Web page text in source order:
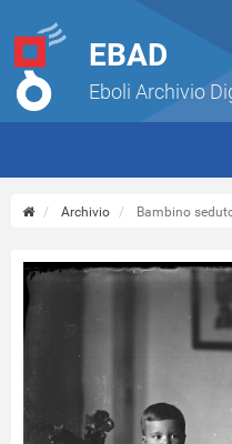
EBAD
Eboli Archivio
Archivio Bambino